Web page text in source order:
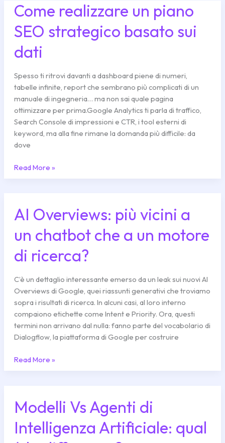
Come realizzare un piano
SEO strategico basato sui
dati
Spesso ti ritrovi davanti a dashboard piene di numeri,
tabelle infinite, report che sembrano più complicati di un
manuale di ingegneria… ma non sai quale pagina
ottimizzare per prima.Google Analytics ti parla di traffico,
Search Console di impressioni e CTR, i tool esterni di
keyword, ma alla fine rimane la domanda più difficile: da
dove
Come
realizzare
un
SEO
basato
sui
dati
Read More »
AI Overviews: più vicini a
un chatbot che a un motore
di ricerca?
C’è un dettaglio interessante emerso da un leak sui nuovi AI
Overviews di Google, quei riassunti generativi che troviamo
sopra i risultati di ricerca. In alcuni casi, al loro interno
compaiono etichette come Intent e Priority. Ora, questi
termini non arrivano dal nulla: fanno parte del vocabolario di
Dialogflow, la piattaforma di Google per costruire
AI
Overviews:
più
a
chatbot
che
a
un
motore
di
Read More »
Modelli Vs Agenti di
Intelligenza Artificiale: qual
Modelli
Vs
Agenti
di